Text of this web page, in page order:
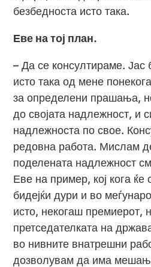
безбедноста исто така.
Еве на тој план.
– Да се консултираме.
исто така од мене
за определени прашања,
до својата надлежност, и
надлежноста по свое.
редовна работа. Мислам
поделената надлежност
Еве на пример, кој кога ќе
бидејќи дури и во
исто, некогаш премиерот,
претседателката на
во нивните внатрешни
дозволувам да има